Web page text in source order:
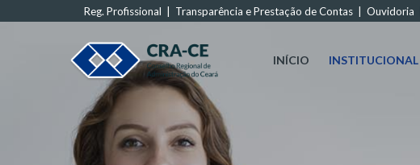
Reg. Profissional Transparência e Prestação de Contas Ouvidoria
INÍCIO INSTITUCIONAL